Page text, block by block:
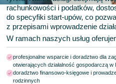
rachunkowości i podatków,
do specyfiki start-upów, co
z przepisami wprowadzenie
W ramach naszych usług
profesjonalne wsparcie i doradztwo dla
otwierających działalność gospodarczą w
doradztwo finansowo-księgowe i
rodzinnych